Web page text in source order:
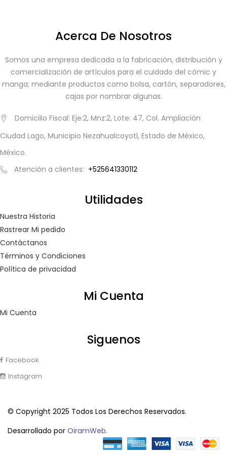
Acerca De Nosotros
Somos una empresa dedicada a la fabricación, distribución y
comercialización de artículos para el cuidado del cómic y
manga; mediante productos como bolsa, cartón, separadores,
cajas por nombrar algunas.
Domicilio Fiscal: Eje:2, Mnz:2, Lote: 47, Col. Ampliación
Ciudad Lago, Municipio Nezahualcoyotl, Estado de México,
México.
Atención a clientes: +525641330112
Utilidades
Nuestra Historia
Rastrear Mi pedido
Contáctanos
Términos y Condiciones
Política de privacidad
Mi Cuenta
Mi Cuenta
Siguenos
Facebook
Instagram
© Copyright 2025 Todos Los Derechos Reservados.
Desarrollado por OiramWeb.
Remember me
Lost password?